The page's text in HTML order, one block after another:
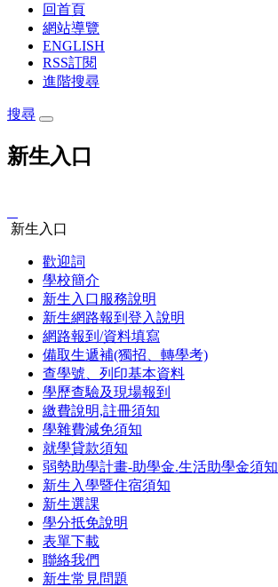
回首頁
網站導覽
ENGLISH
RSS訂閱
進階搜尋
搜尋
新生入口
新生入口
歡迎詞
學校簡介
新生入口服務說明
新生網路報到登入說明
網路報到/資料填寫
備取生遞補(獨招、轉學考)
查學號、列印基本資料
學歷查驗及現場報到
繳費說明,註冊須知
學雜費減免須知
就學貸款須知
弱勢助學計畫-助學金.生活助學金須知
新生入學暨住宿須知
新生選課
學分抵免說明
表單下載
聯絡我們
新生常見問題